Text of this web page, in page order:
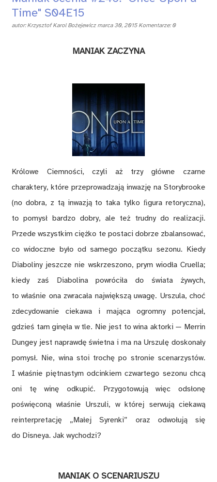
Time" S04E15
autor:Krzysztof Karol Bożejewicz marca 30, 2015 Komentarze: 0
MANIAK ZACZYNA
Królowe Ciemności, czyli aż trzy główne czarne
charaktery, które przeprowadzają inwazję na Storybrooke
(no dobra, z tą inwazją to taka tylko ﬁgura retoryczna),
to pomysł bardzo dobry, ale też trudny do realizacji.
Przede wszystkim ciężko te postaci dobrze zbalansować,
co widoczne było od samego początku sezonu. Kiedy
Diaboliny jeszcze nie wskrzeszono, prym wiodła Cruella;
kiedy zaś Diabolina powróciła do świata żywych,
to właśnie ona zwracała największą uwagę. Urszula, choć
zdecydowanie ciekawa i mająca ogromny potencjał,
gdzieś tam ginęła w tle. Nie jest to wina aktorki — Merrin
Dungey jest naprawdę świetna i ma na Urszulę doskonały
pomysł. Nie, wina stoi trochę po stronie scenarzystów.
I właśnie piętnastym odcinkiem czwartego sezonu chcą
oni tę winę odkupić. Przygotowują więc odsłonę
poświęconą właśnie Urszuli, w której serwują ciekawą
reinterpretację „Małej Syrenki” oraz odwołują się
do Disneya. Jak wychodzi?
MANIAK O SCENARIUSZU